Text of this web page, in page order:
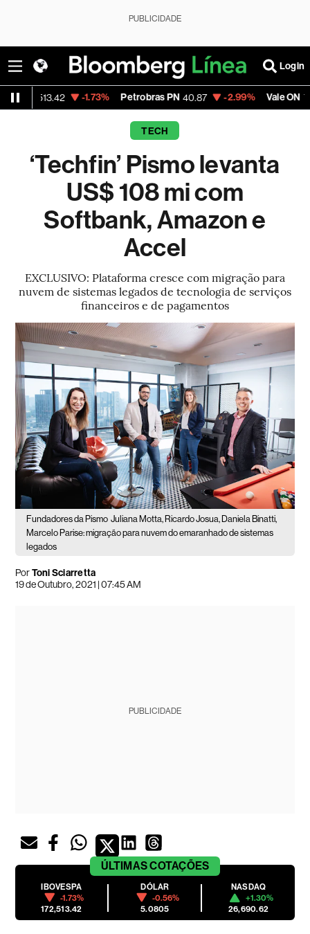
PUBLICIDADE
Login
-1.73% Petrobras PN 40.87 -2.99% Vale ON 74.97 -
TECH
‘Techfin’ Pismo levanta
US$ 108 mi com
Softbank, Amazon e
Accel
EXCLUSIVO: Plataforma cresce com migração para
nuvem de sistemas legados de tecnologia de serviços
financeiros e de pagamentos
Fundadores da Pismo Juliana Motta, Ricardo Josua, Daniela Binatti,
Marcelo Parise: migração para nuvem do emaranhado de sistemas
legados
PorToni Sciarretta
19 de Outubro, 2021 | 07:45 AM
PUBLICIDADE
ÚLTIMASCOTAÇÕES
IBOVESPA
-1.73%
172,513.42
DÓLAR
-0.56%
5.0805
NASDAQ
+1.30%
26,690.62